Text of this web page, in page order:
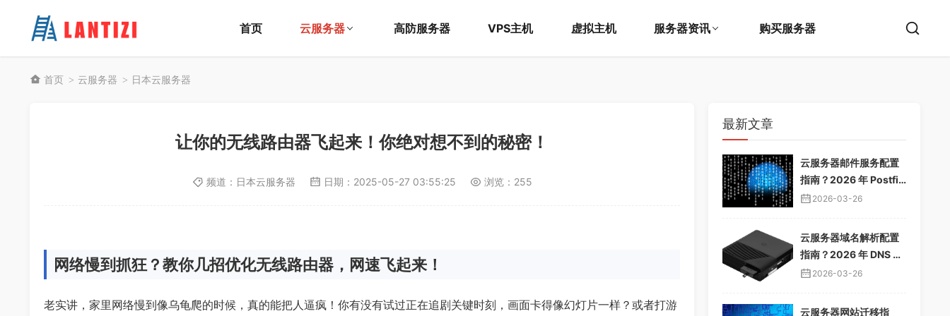
首页 云服务器 高防服务器 VPS主机 虚拟主机 服务器资讯 购买服务器
首页 > 云服务器 > 日本云服务器
让你的无线路由器飞起来！你绝对想不到的秘密！
频道： 日本云服务器 日期： 2025-05-27 03:55:25 浏览：255
网络慢到抓狂？教你几招优化无线路由器，网速飞起来！
老实讲，家里网络慢到像乌龟爬的时候，真的能把人逼疯！你有没有试过正在追剧关键时刻，画面卡得像幻灯片一样？或者打游
最新文章
云服务器邮件服务配置
指南？2026 年 Postfix
邮件服务器教程，企业
2026-03-26
云服务器域名解析配置
指南？2026 年 DNS 解
析教程，域名绑定服务
2026-03-26
云服务器网站迁移指